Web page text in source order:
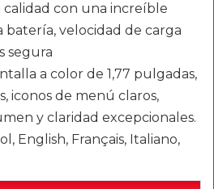
calidad con una increíble
velocidad de carga
segura
a color de 1,77 pulgadas,
iconos de menú claros,
y claridad excepcionales.
English, Français, Italiano,